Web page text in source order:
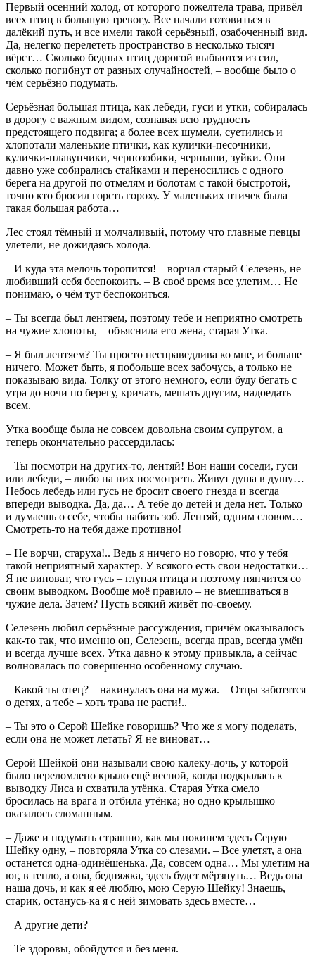
Первый осенний холод, от которого пожелтела трава, привёл
всех птиц в большую тревогу. Все начали готовиться в
далёкий путь, и все имели такой серьёзный, озабоченный вид.
Да, нелегко перелететь пространство в несколько тысяч
вёрст… Сколько бедных птиц дорогой выбьются из сил,
сколько погибнут от разных случайностей, – вообще было о
чём серьёзно подумать.
Серьёзная большая птица, как лебеди, гуси и утки, собиралась
в дорогу с важным видом, сознавая всю трудность
предстоящего подвига; а более всех шумели, суетились и
хлопотали маленькие птички, как кулички-песочники,
кулички-плавунчики, чернозобики, черныши, зуйки. Они
давно уже собирались стайками и переносились с одного
берега на другой по отмелям и болотам с такой быстротой,
точно кто бросил горсть гороху. У маленьких птичек была
такая большая работа…
Лес стоял тёмный и молчаливый, потому что главные певцы
улетели, не дожидаясь холода.
– И куда эта мелочь торопится! – ворчал старый Селезень, не
любивший себя беспокоить. – В своё время все улетим… Не
понимаю, о чём тут беспокоиться.
– Ты всегда был лентяем, поэтому тебе и неприятно смотреть
на чужие хлопоты, – объяснила его жена, старая Утка.
– Я был лентяем? Ты просто несправедлива ко мне, и больше
ничего. Может быть, я побольше всех забочусь, а только не
показываю вида. Толку от этого немного, если буду бегать с
утра до ночи по берегу, кричать, мешать другим, надоедать
всем.
Утка вообще была не совсем довольна своим супругом, а
теперь окончательно рассердилась:
– Ты посмотри на других-то, лентяй! Вон наши соседи, гуси
или лебеди, – любо на них посмотреть. Живут душа в душу…
Небось лебедь или гусь не бросит своего гнезда и всегда
впереди выводка. Да, да… А тебе до детей и дела нет. Только
и думаешь о себе, чтобы набить зоб. Лентяй, одним словом…
Смотреть-то на тебя даже противно!
– Не ворчи, старуха!.. Ведь я ничего но говорю, что у тебя
такой неприятный характер. У всякого есть свои недостатки…
Я не виноват, что гусь – глупая птица и поэтому нянчится со
своим выводком. Вообще моё правило – не вмешиваться в
чужие дела. Зачем? Пусть всякий живёт по-своему.
Селезень любил серьёзные рассуждения, причём оказывалось
как-то так, что именно он, Селезень, всегда прав, всегда умён
и всегда лучше всех. Утка давно к этому привыкла, а сейчас
волновалась по совершенно особенному случаю.
– Какой ты отец? – накинулась она на мужа. – Отцы заботятся
о детях, а тебе – хоть трава не расти!..
– Ты это о Серой Шейке говоришь? Что же я могу поделать,
если она не может летать? Я не виноват…
Серой Шейкой они называли свою калеку-дочь, у которой
было переломлено крыло ещё весной, когда подкралась к
выводку Лиса и схватила утёнка. Старая Утка смело
бросилась на врага и отбила утёнка; но одно крылышко
оказалось сломанным.
– Даже и подумать страшно, как мы покинем здесь Серую
Шейку одну, – повторяла Утка со слезами. – Все улетят, а она
останется одна-одинёшенька. Да, совсем одна… Мы улетим на
юг, в тепло, а она, бедняжка, здесь будет мёрзнуть… Ведь она
наша дочь, и как я её люблю, мою Серую Шейку! Знаешь,
старик, останусь-ка я с ней зимовать здесь вместе…
– А другие дети?
– Те здоровы, обойдутся и без меня.